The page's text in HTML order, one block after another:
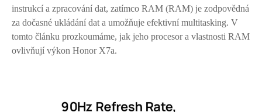
instrukcí a zpracování dat, zatímco RAM (RAM) je zodpovědná
za dočasné ukládání dat a umožňuje efektivní multitasking. V
tomto článku prozkoumáme, jak jeho procesor a vlastnosti RAM
ovlivňují výkon Honor X7a.